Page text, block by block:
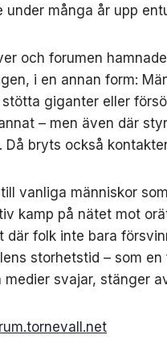
under många år upp
och forumen
i en annan form:
giganter eller
– men även där
Då bryts också
vanliga människor
kamp på nätet mot
där folk inte bara
storhetstid – som
svajar, stänger